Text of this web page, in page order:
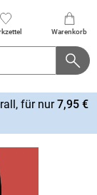
Warenkorb
für nur7,95 €